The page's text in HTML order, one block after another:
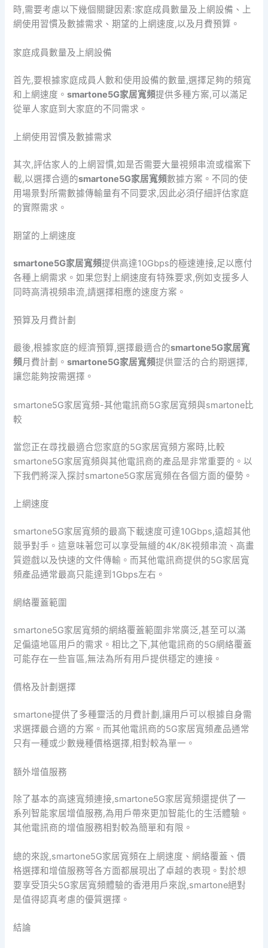
時,需要考慮以下幾個關鍵因素:家庭成員數量及上網設備、上
網使用習慣及數據需求、期望的上網速度,以及月費預算。
家庭成員數量及上網設備
首先,要根據家庭成員人數和使用設備的數量,選擇足夠的頻寬
和上網速度。smartone5G家居寬頻提供多種方案,可以滿足
從單人家庭到大家庭的不同需求。
上網使用習慣及數據需求
其次,評估家人的上網習慣,如是否需要大量視頻串流或檔案下
載,以選擇合適的smartone5G家居寬頻數據方案。不同的使
用場景對所需數據傳輸量有不同要求,因此必須仔細評估家庭
的實際需求。
期望的上網速度
smartone5G家居寬頻提供高達10Gbps的極速連接,足以應付
各種上網需求。如果您對上網速度有特殊要求,例如支援多人
同時高清視頻串流,請選擇相應的速度方案。
預算及月費計劃
最後,根據家庭的經濟預算,選擇最適合的smartone5G家居寬
頻月費計劃。smartone5G家居寬頻提供靈活的合約期選擇,
讓您能夠按需選擇。
smartone5G家居寬頻-其他電訊商5G家居寬頻與smartone比
較
當您正在尋找最適合您家庭的5G家居寬頻方案時,比較
smartone5G家居寬頻與其他電訊商的產品是非常重要的。以
下我們將深入探討smartone5G家居寬頻在各個方面的優勢。
上網速度
smartone5G家居寬頻的最高下載速度可達10Gbps,遠超其他
競爭對手。這意味著您可以享受無縫的4K/8K視頻串流、高畫
質遊戲以及快速的文件傳輸。而其他電訊商提供的5G家居寬
頻產品通常最高只能達到1Gbps左右。
網絡覆蓋範圍
smartone5G家居寬頻的網絡覆蓋範圍非常廣泛,甚至可以滿
足偏遠地區用戶的需求。相比之下,其他電訊商的5G網絡覆蓋
可能存在一些盲區,無法為所有用戶提供穩定的連接。
價格及計劃選擇
smartone提供了多種靈活的月費計劃,讓用戶可以根據自身需
求選擇最合適的方案。而其他電訊商的5G家居寬頻產品通常
只有一種或少數幾種價格選擇,相對較為單一。
額外增值服務
除了基本的高速寬頻連接,smartone5G家居寬頻還提供了一
系列智能家居增值服務,為用戶帶來更加智能化的生活體驗。
其他電訊商的增值服務相對較為簡單和有限。
總的來說,smartone5G家居寬頻在上網速度、網絡覆蓋、價
格選擇和增值服務等各方面都展現出了卓越的表現。對於想
要享受頂尖5G家居寬頻體驗的香港用戶來說,smartone絕對
是值得認真考慮的優質選擇。
結論